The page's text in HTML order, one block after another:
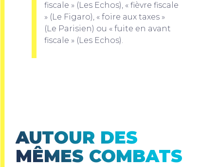
fiscale » (Les Echos), « fièvre fiscale
» (Le Figaro), « foire aux taxes »
(Le Parisien) ou « fuite en avant
fiscale » (Les Echos).
AUTOUR DES
MÊMES COMBATS